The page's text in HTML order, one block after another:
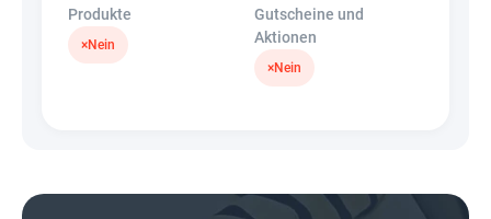
Produkte
×Nein
Gutscheine und
Aktionen
×Nein